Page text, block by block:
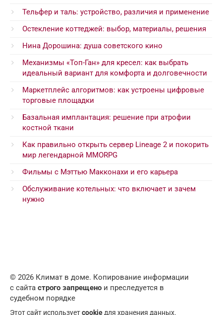
Тельфер и таль: устройство, различия и применение
Остекление коттеджей: выбор, материалы, решения
Нина Дорошина: душа советского кино
Механизмы «Топ-Ган» для кресел: как выбрать
идеальный вариант для комфорта и долговечности
Маркетплейс алгоритмов: как устроены цифровые
торговые площадки
Базальная имплантация: решение при атрофии
костной ткани
Как правильно открыть сервер Lineage 2 и покорить
мир легендарной MMORPG
Фильмы с Мэттью Макконахи и его карьера
Обслуживание котельных: что включает и зачем
нужно
© 2026 Климат в доме. Копирование информации
с сайта строго запрещено и преследуется в
судебном порядке
Этот сайт используетcookie для хранения данных.